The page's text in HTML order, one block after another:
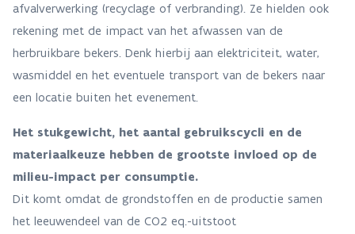
afvalverwerking (recyclage of verbranding). Ze hielden ook
rekening met de impact van het afwassen van de
herbruikbare bekers. Denk hierbij aan elektriciteit, water,
wasmiddel en het eventuele transport van de bekers naar
een locatie buiten het evenement.
Het stukgewicht, het aantal gebruikscycli en de
materiaalkeuze hebben de grootste invloed op de
milieu-impact per consumptie.
Dit komt omdat de grondstoffen en de productie samen
het leeuwendeel van de CO2 eq.-uitstoot